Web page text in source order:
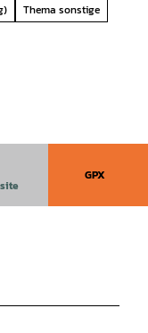
Thema sonstige
GPX